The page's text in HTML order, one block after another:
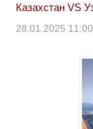
Казахстан VS
28.01.2025 11:00